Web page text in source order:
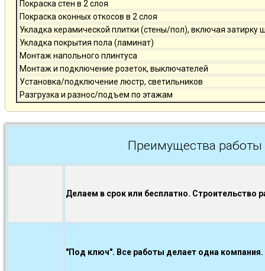
Покраска стен в 2 слоя
Покраска оконных откосов в 2 слоя
Укладка керамической плитки (стены/пол), включая затирку
Укладка покрытия пола (ламинат)
Монтаж напольного плинтуса
Монтаж и подключение розеток, выключателей
Установка/подключение люстр, светильников
Разгрузка и разнос/подъем по этажам
Преимущества
Делаем в срок или бесплатно. Строительство
"Под ключ". Все работы делает одна компания.